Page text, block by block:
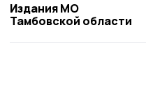
Издания МО
Тамбовской области